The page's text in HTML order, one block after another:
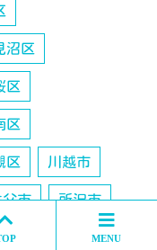
沼区
区
区
区 川越市
父市 所沢市
松山市 春日部市
MENU